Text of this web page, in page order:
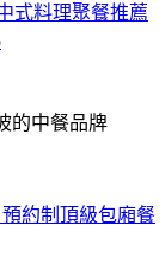
式料理聚餐推薦
的中餐品牌
約制頂級包廂餐